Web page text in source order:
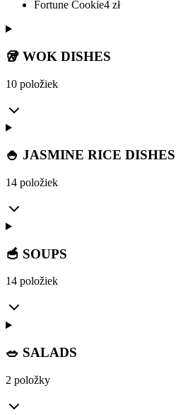
Fortune Cookie4 zł
🥡 WOK DISHES
10 položiek
🍚 JASMINE RICE DISHES
14 položiek
🥣 SOUPS
14 položiek
🥗 SALADS
2 položky